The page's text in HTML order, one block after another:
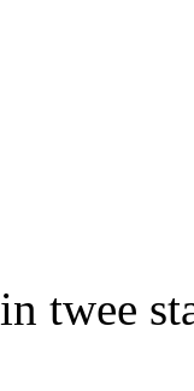
twee